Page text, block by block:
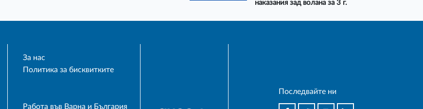
наказания зад волана за 3 г.
За нас
Политика за бисквитките
Работа във Варна и България
Последвайте ни